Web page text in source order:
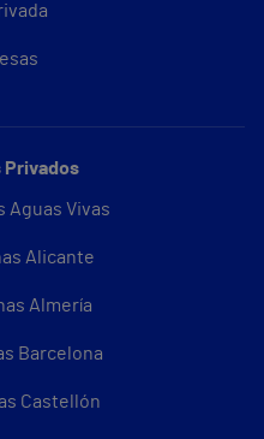
Privados
Aguas Vivas
Alicante
Almería
Barcelona
Castellón